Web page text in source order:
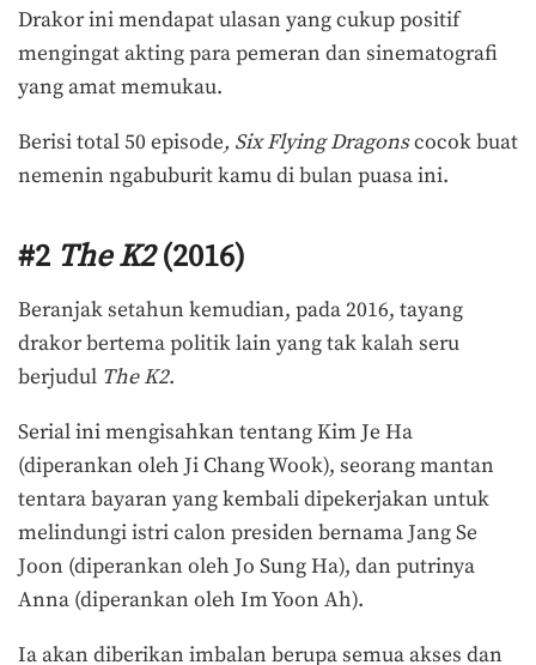
Drakor ini mendapat ulasan yang cukup positif
mengingat akting para pemeran dan sinematografi
yang amat memukau.
Berisi total 50 episode, Six Flying Dragonscocok buat
nemenin ngabuburit kamu di bulan puasa ini.
#2 The K2(2016)
Beranjak setahun kemudian, pada 2016, tayang
drakor bertema politik lain yang tak kalah seru
berjudul The K2.
Serial ini mengisahkan tentang Kim Je Ha
(diperankan oleh Ji Chang Wook), seorang mantan
tentara bayaran yang kembali dipekerjakan untuk
melindungi istri calon presiden bernama Jang Se
Joon (diperankan oleh Jo Sung Ha), dan putrinya
Anna (diperankan oleh Im Yoon Ah).
Ia akan diberikan imbalan berupa semua akses dan